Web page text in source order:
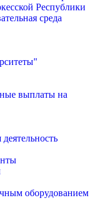
Республики
среда
выплаты на
оборудованием